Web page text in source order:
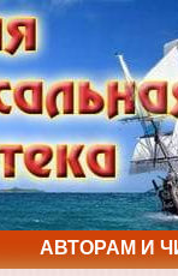
АВТОРАМ И